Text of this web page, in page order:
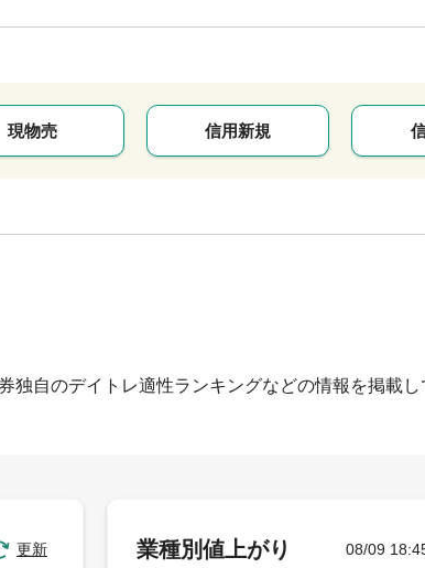
現物売 信用新規
自のデイトレ適性ランキングなどの情報を掲載し